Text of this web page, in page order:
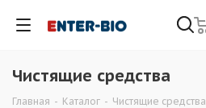
Чистящие средства
Главная - Каталог - Чистящие средства